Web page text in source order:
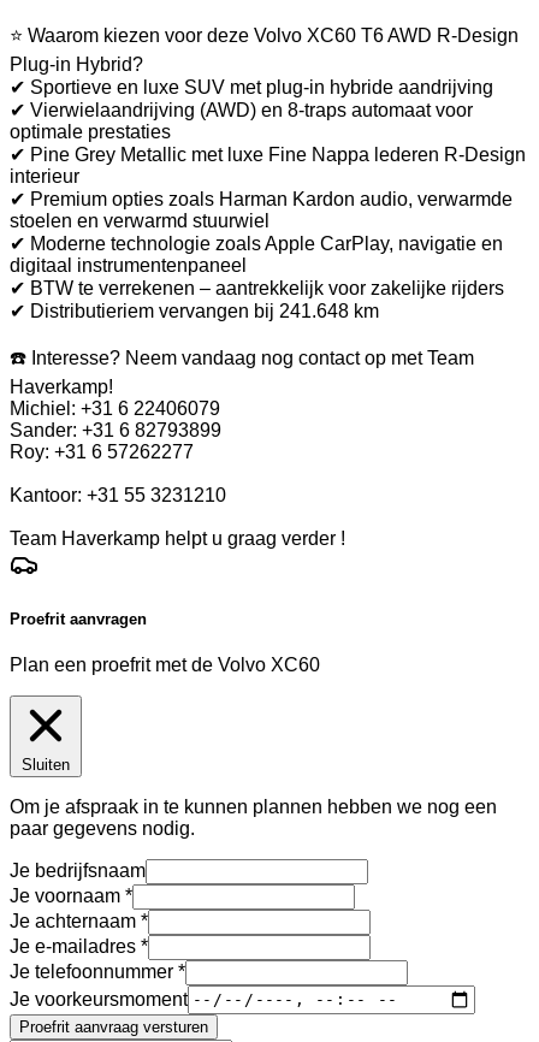
⭐ Waarom kiezen voor deze Volvo XC60 T6 AWD R-Design
Plug-in Hybrid?
✔ Sportieve en luxe SUV met plug-in hybride aandrijving
✔ Vierwielaandrijving (AWD) en 8-traps automaat voor
optimale prestaties
✔ Pine Grey Metallic met luxe Fine Nappa lederen R-Design
interieur
✔ Premium opties zoals Harman Kardon audio, verwarmde
stoelen en verwarmd stuurwiel
✔ Moderne technologie zoals Apple CarPlay, navigatie en
digitaal instrumentenpaneel
✔ BTW te verrekenen – aantrekkelijk voor zakelijke rijders
✔ Distributieriem vervangen bij 241.648 km
☎️ Interesse? Neem vandaag nog contact op met Team
Haverkamp!
Michiel: +31 6 22406079
Sander: +31 6 82793899
Roy: +31 6 57262277
Kantoor: +31 55 3231210
Team Haverkamp helpt u graag verder !
Proefrit aanvragen
Plan een proefrit met de Volvo XC60
Sluiten
Om je afspraak in te kunnen plannen hebben we nog een
paar gegevens nodig.
Je bedrijfsnaam
Je voornaam
Je achternaam
Je e-mailadres
Je telefoonnummer
Je voorkeursmoment
Proefrit aanvraag versturen